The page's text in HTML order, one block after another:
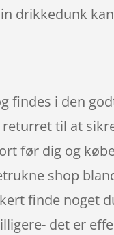
drikkedunk
findes i den
til at
før dig og
shop
finde noget
det er